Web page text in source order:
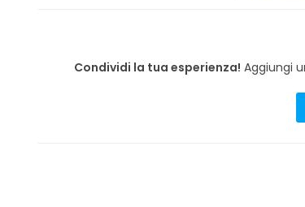
Condividi la tua esperienza! Aggiungi